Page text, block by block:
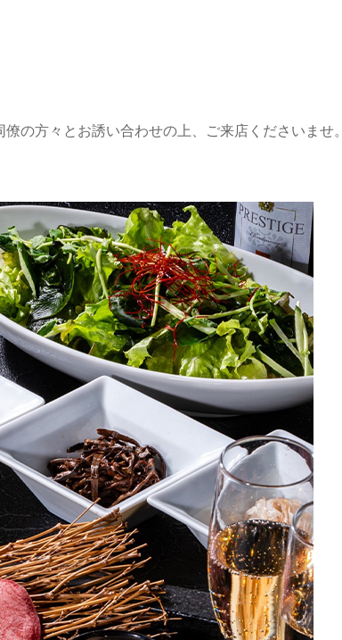
の方々とお誘い合わせの上、ご来店くださいませ。